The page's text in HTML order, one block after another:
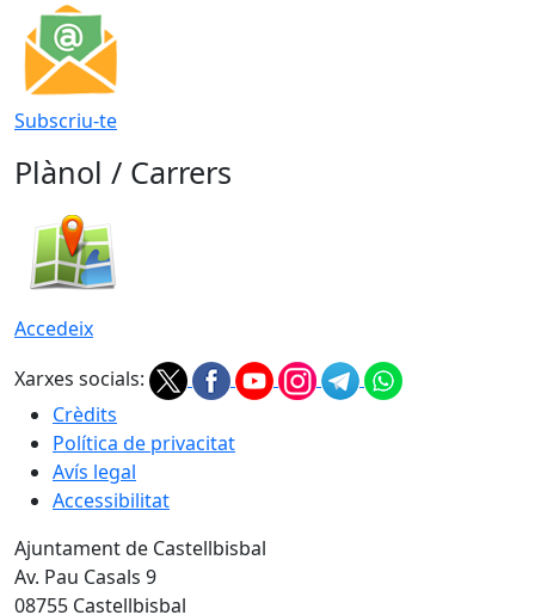
Subscriu-te
Plànol / Carrers
Accedeix
Xarxes socials:
Crèdits
Política de privacitat
Avís legal
Accessibilitat
Ajuntament de Castellbisbal
Av. Pau Casals 9
08755 Castellbisbal